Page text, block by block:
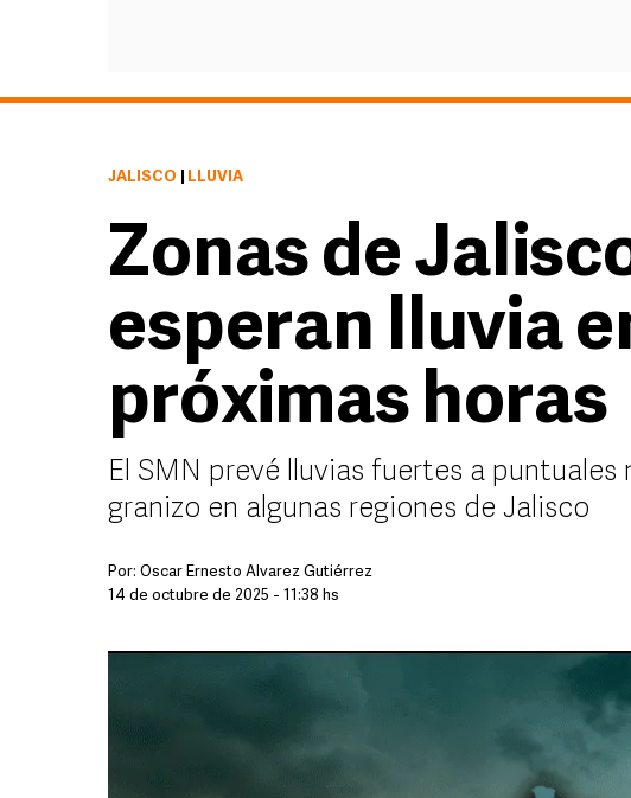
JALISCO LLUVIA
Zonas de
esperan lluvia
próximas horas
El SMN prevé lluvias fuertes a
granizo en algunas regiones de Jalisco
Por: Óscar Ernesto Álvarez Gutiérrez
14 de octubre de 2025 - 11:38 hs